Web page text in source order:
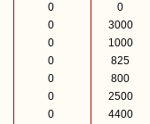
0 0
0 3000
0 1000
0 825
0 800
0 2500
0 4400